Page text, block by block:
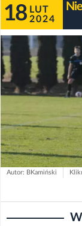
18 LUT
2024
Autor: BKamiński